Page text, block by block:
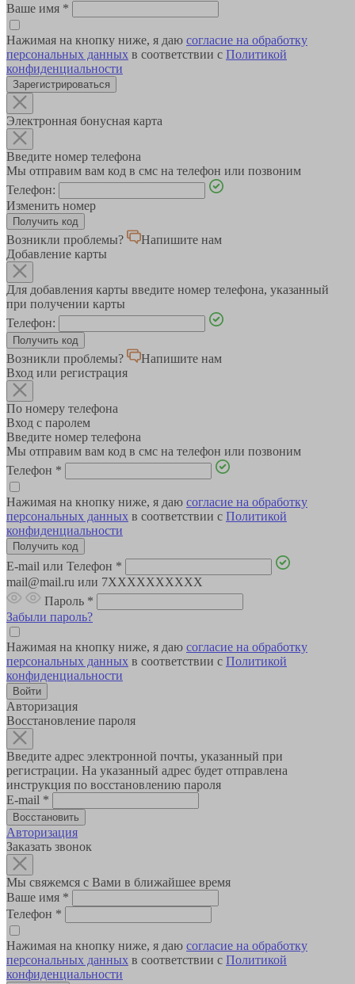
Ваше имя *
Нажимая на кнопку ниже, я даю согласие на обработку
персональных данных в соответствии с Политикой
конфиденциальности
Зарегистрироваться
Электронная бонусная карта
Введите номер телефона
Мы отправим вам код в смс на телефон или позвоним
Телефон:
Изменить номер
Возникли проблемы?
Напишите нам
Добавление карты
Для добавления карты введите номер телефона, указанный
при получении карты
Телефон:
Возникли проблемы?
Напишите нам
Вход или регистрация
По номеру телефона
Вход с паролем
Введите номер телефона
Мы отправим вам код в смс на телефон или позвоним
Телефон *
Нажимая на кнопку ниже, я даю согласие на обработку
персональных данных в соответствии с Политикой
конфиденциальности
E-mail или Телефон *
mail@mail.ru или 7XXXXXXXXXX
Пароль *
Забыли пароль?
Нажимая на кнопку ниже, я даю согласие на обработку
персональных данных в соответствии с Политикой
конфиденциальности
Авторизация
Восстановление пароля
Введите адрес электронной почты, указанный при
регистрации. На указанный адрес будет отправлена
инструкция по восстановлению пароля
E-mail *
Авторизация
Заказать звонок
Мы свяжемся с Вами в ближайшее время
Ваше имя *
Телефон *
Нажимая на кнопку ниже, я даю согласие на обработку
персональных данных в соответствии с Политикой
конфиденциальности